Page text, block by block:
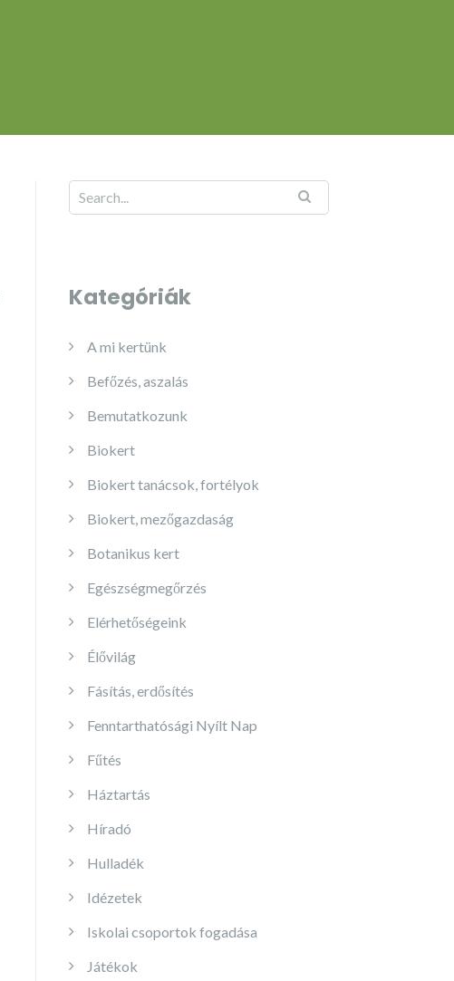
Kategóriák
A mi kertünk
Befőzés, aszalás
Bemutatkozunk
Biokert
Biokert tanácsok, fortélyok
Biokert, mezőgazdaság
Botanikus kert
Egészségmegőrzés
Elérhetőségeink
Élővilág
Fásítás, erdősítés
Fenntarthatósági Nyílt Nap
Fűtés
Háztartás
Híradó
Hulladék
Idézetek
Iskolai csoportok fogadása
Játékok